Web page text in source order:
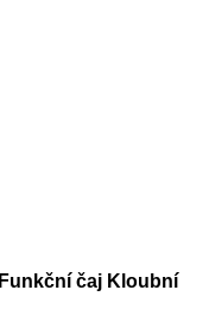
Funkční čaj Kloubní